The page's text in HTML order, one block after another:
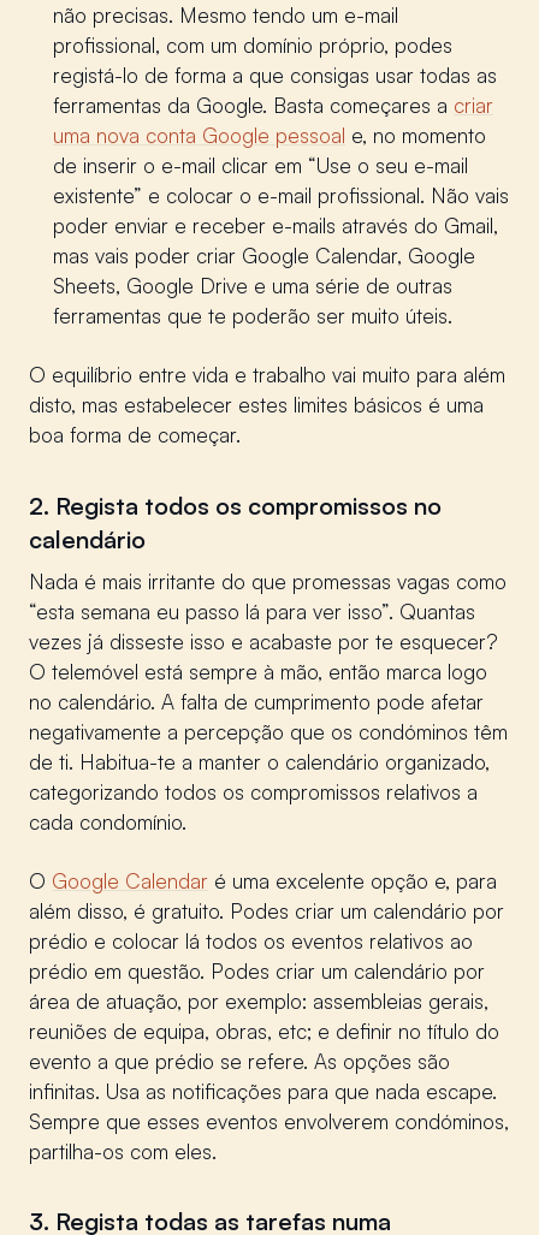
não precisas. Mesmo tendo um e-mail
profissional, com um domínio próprio, podes
registá-lo de forma a que consigas usar todas as
ferramentas da Google. Basta começares a criar
uma nova conta Google pessoal e, no momento
de inserir o e-mail clicar em “Use o seu e-mail
existente” e colocar o e-mail profissional. Não vais
poder enviar e receber e-mails através do Gmail,
mas vais poder criar Google Calendar, Google
Sheets, Google Drive e uma série de outras
ferramentas que te poderão ser muito úteis.
O equilíbrio entre vida e trabalho vai muito para além
disto, mas estabelecer estes limites básicos é uma
boa forma de começar.
2. Regista todos os compromissos no
calendário
Nada é mais irritante do que promessas vagas como
“esta semana eu passo lá para ver isso”. Quantas
vezes já disseste isso e acabaste por te esquecer?
O telemóvel está sempre à mão, então marca logo
no calendário. A falta de cumprimento pode afetar
negativamente a percepção que os condóminos têm
de ti. Habitua-te a manter o calendário organizado,
categorizando todos os compromissos relativos a
cada condomínio.
O Google Calendar é uma excelente opção e, para
além disso, é gratuito. Podes criar um calendário por
prédio e colocar lá todos os eventos relativos ao
prédio em questão. Podes criar um calendário por
área de atuação, por exemplo: assembleias gerais,
reuniões de equipa, obras, etc; e definir no título do
evento a que prédio se refere. As opções são
infinitas. Usa as notificações para que nada escape.
Sempre que esses eventos envolverem condóminos,
partilha-os com eles.
3. Regista todas as tarefas numa